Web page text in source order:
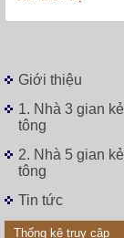
Giới thiệu
1. Nhà 3 gian
tông
2. Nhà 5 gian
tông
Tin tức
Thống kê truy cập